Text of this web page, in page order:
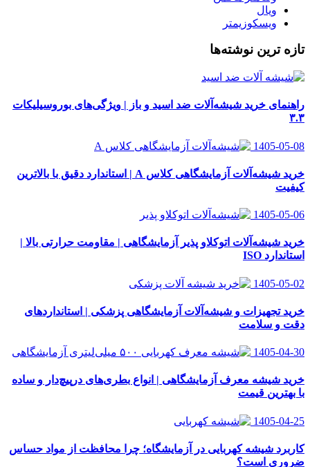
ویال
ویسکوزیمتر
تازه ترین نوشته‌ها
راهنمای خرید شیشه‌آلات ضد اسید و باز | ویژگی‌های بوروسیلیکات
۳.۳
1405-05-08
خرید شیشه‌آلات آزمایشگاهی کلاس A | استاندارد دقیق با بالاترین
کیفیت
1405-05-06
خرید شیشه‌آلات اتوکلاو پذیر آزمایشگاهی | مقاومت حرارتی بالا |
استاندارد ISO
1405-05-02
خرید تجهیزات و شیشه‌آلات آزمایشگاهی پزشکی | استانداردهای
دقت و سلامت
1405-04-30
خرید شیشه معرف آزمایشگاهی | انواع بطری‌های در‌پیچ‌دار و ساده
با بهترین قیمت
1405-04-25
کاربرد شیشه کهربایی در آزمایشگاه؛ چرا محافظت از مواد حساس
ضروری است؟